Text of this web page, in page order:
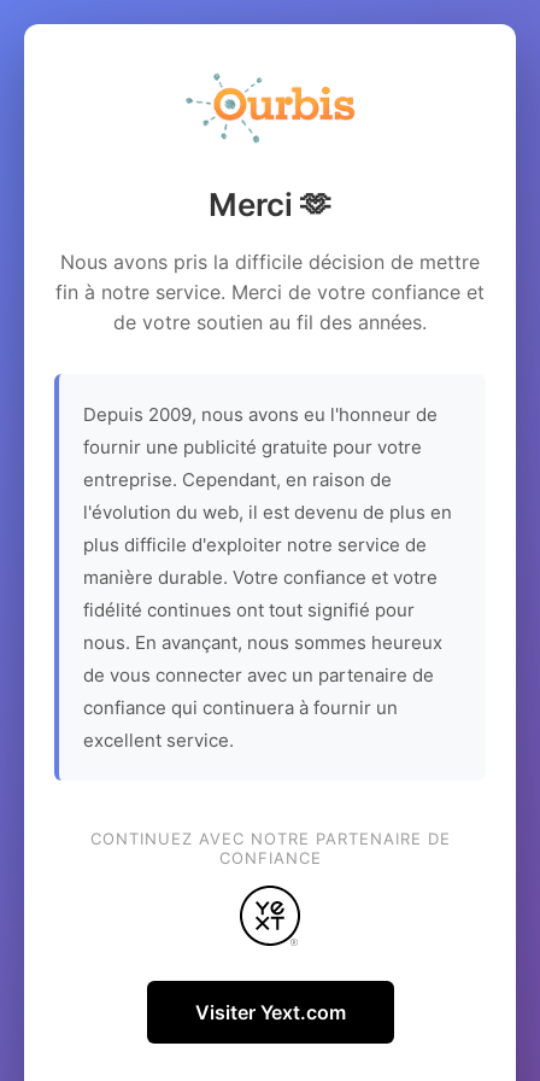
Merci 🫶
Nous avons pris la difficile décision de mettre
fin à notre service. Merci de votre confiance et
de votre soutien au fil des années.
Depuis 2009, nous avons eu l'honneur de
fournir une publicité gratuite pour votre
entreprise. Cependant, en raison de
l'évolution du web, il est devenu de plus en
plus difficile d'exploiter notre service de
manière durable. Votre confiance et votre
fidélité continues ont tout signifié pour
nous. En avançant, nous sommes heureux
de vous connecter avec un partenaire de
confiance qui continuera à fournir un
excellent service.
CONTINUEZ AVEC NOTRE PARTENAIRE DE
CONFIANCE
Visiter Yext.com